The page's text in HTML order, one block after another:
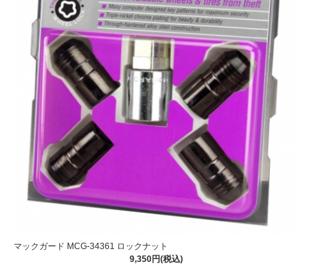
マックガード MCG-34361 ロックナット
9,350円(税込)